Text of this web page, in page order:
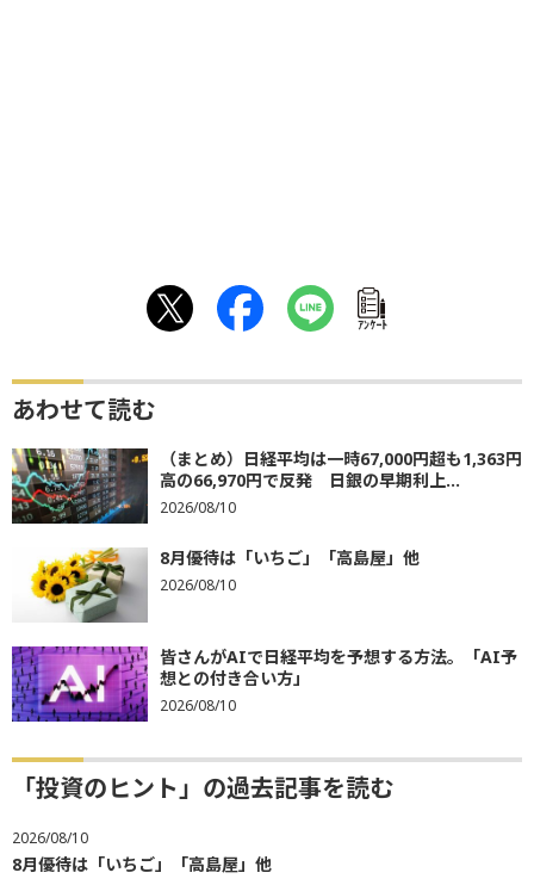
ｱﾝｹｰﾄ
あわせて読む
（まとめ）日経平均は一時67,000円超も1,363円
高の66,970円で反発 日銀の早期利上...
2026/08/10
8月優待は「いちご」「高島屋」他
2026/08/10
皆さんがAIで日経平均を予想する方法。「AI予
想との付き合い方」
2026/08/10
「投資のヒント」の過去記事を読む
2026/08/10
8月優待は「いちご」「高島屋」他